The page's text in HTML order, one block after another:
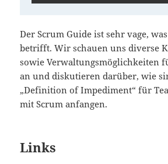
Der Scrum Guide ist sehr vage,
betrifft. Wir schauen uns diverse
sowie Verwaltungsmöglichkeiten
an und diskutieren darüber, wie
„Definition of Impediment“ für
mit Scrum anfangen.
Links